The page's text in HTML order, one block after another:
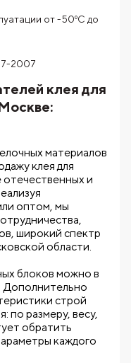
от -50ºС до
2007
клея для
материалов
клея для
и
оптом, мы
широкий спектр
области.
блоков можно в
Дополнительно
строй
по размеру, весу,
обратить
каждого